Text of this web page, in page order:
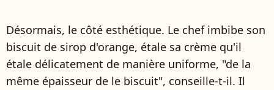
Désormais, le côté esthétique. Le chef imbibe son
biscuit de sirop d'orange, étale sa crème qu'il
étale délicatement de manière uniforme, "de la
même épaisseur de le biscuit", conseille-t-il. Il